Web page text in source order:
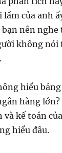
lầm của anh
nên nghe
không nói
hiểu
hàng
và kế toán
hiểu đâu.